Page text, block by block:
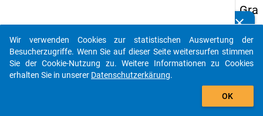
Gra
nt
Ap
plic
clear
Kennen Sie Publikationen, die auf Basis unserer
Datenpakete entstanden sind? Dann teilen Sie uns diese
bitte mit...
auto_stories
Wir verwenden Cookies zur statistischen Auswertung der
Besucherzugriffe. Wenn Sie auf dieser Seite weitersurfen stimmen
Sie der Cookie-Nutzung zu. Weitere Informationen zu Cookies
erhalten Sie in unserer Datenschutzerkärung.
OK